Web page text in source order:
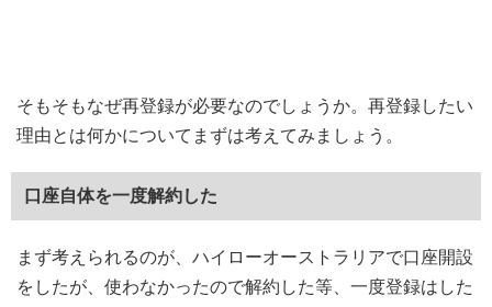
そもそもなぜ再登録が必要なのでしょうか。再登録したい
理由とは何かについてまずは考えてみましょう。
口座自体を一度解約した
まず考えられるのが、ハイローオーストラリアで口座開設
をしたが、使わなかったので解約した等、一度登録はした